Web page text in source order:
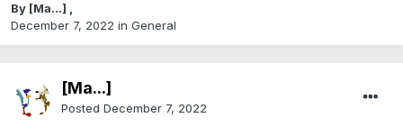
By [Ma...] ,
December 7, 2022 in General
[Ma...]
Posted December 7, 2022